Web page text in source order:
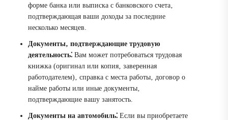
форме банка или выписка с банковского счета‚
подтверждающая ваши доходы за последние
несколько месяцев.
Документы‚ подтверждающие трудовую
деятельность⁚ Вам может потребоваться трудовая
книжка (оригинал или копия‚ заверенная
работодателем)‚ справка с места работы‚ договор о
найме работы или иные документы‚
подтверждающие вашу занятость.
Документы на автомобиль⁚ Если вы приобретаете